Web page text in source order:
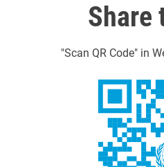
Share
"Scan QR Code" in